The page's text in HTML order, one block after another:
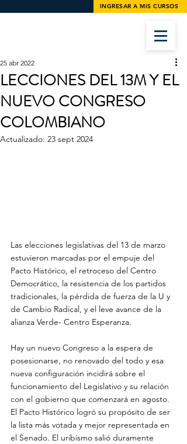
INGRESAR A MIS CURSOS
LECCIONES DEL 13M Y EL
NUEVO CONGRESO
COLOMBIANO
25 abr 2022
Actualizado: 23 sept 2024
Las elecciones legislativas del 13 de marzo
estuvieron marcadas por el empuje del
Pacto Histórico, el retroceso del Centro
Democrático, la resistencia de los partidos
tradicionales, la pérdida de fuerza de la U y
de Cambio Radical, y el leve avance de la
alianza Verde- Centro Esperanza.
Hay un nuevo Congreso a la espera de
posesionarse, no renovado del todo y esa
nueva configuración incidirá sobre el
funcionamiento del Legislativo y su relación
con el gobierno que comenzará en agosto.
El Pacto Histórico logró su propósito de ser
la lista más votada y mejor representada en
el Senado. El uribismo salió duramente